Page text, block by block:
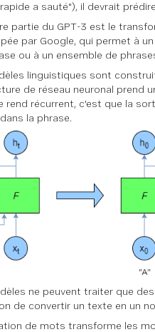
a sauté"), il devrait
partie du GPT-3 est le
par Google, qui permet à
ou à un ensemble de
linguistiques sont
de réseau neuronal prend
rend récurrent, c'est que la
la phrase.
ne peuvent traiter que
de convertir un texte en un
de mots transforme les